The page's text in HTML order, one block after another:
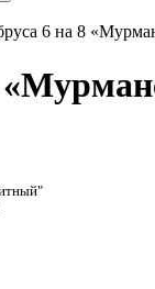
6 на 8